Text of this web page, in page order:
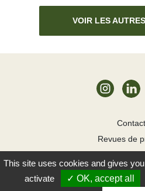
VOIR LES
Contact
Revues de
Cookies
This site uses cookies and gives
activate
OK, accept all